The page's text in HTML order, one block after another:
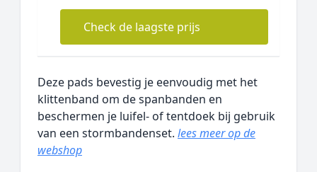
Check de laagste prijs
Deze pads bevestig je eenvoudig met het
klittenband om de spanbanden en
beschermen je luifel- of tentdoek bij gebruik
van een stormbandenset. lees meer op de
webshop